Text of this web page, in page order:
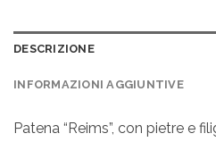
DESCRIZIONE
INFORMAZIONI AGGIUNTIVE
Patena “Reims”, con pietre e